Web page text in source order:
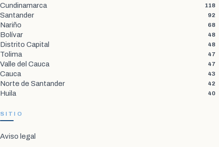
Cundinamarca 118
Santander 92
Nariño 68
Bolívar 48
Distrito Capital 48
Tolima 47
Valle del Cauca 47
Cauca 43
Norte de Santander 42
Huila 40
SITIO
Aviso legal